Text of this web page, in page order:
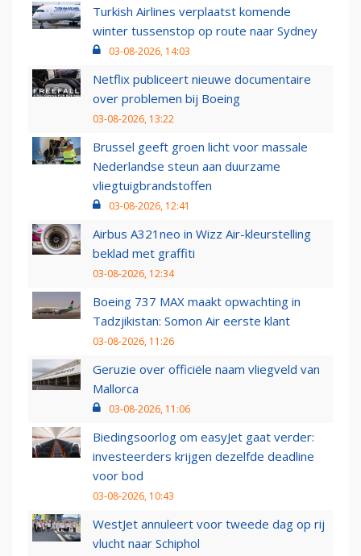
Turkish Airlines verplaatst komende
winter tussenstop op route naar Sydney
03-08-2026, 14:03
Netflix publiceert nieuwe documentaire
over problemen bij Boeing
03-08-2026, 13:22
Brussel geeft groen licht voor massale
Nederlandse steun aan duurzame
vliegtuigbrandstoffen
03-08-2026, 12:41
Airbus A321neo in Wizz Air-kleurstelling
beklad met graffiti
03-08-2026, 12:34
Boeing 737 MAX maakt opwachting in
Tadzjikistan: Somon Air eerste klant
03-08-2026, 11:26
Geruzie over officiële naam vliegveld van
Mallorca
03-08-2026, 11:06
Biedingsoorlog om easyJet gaat verder:
investeerders krijgen dezelfde deadline
voor bod
03-08-2026, 10:43
WestJet annuleert voor tweede dag op rij
vlucht naar Schiphol